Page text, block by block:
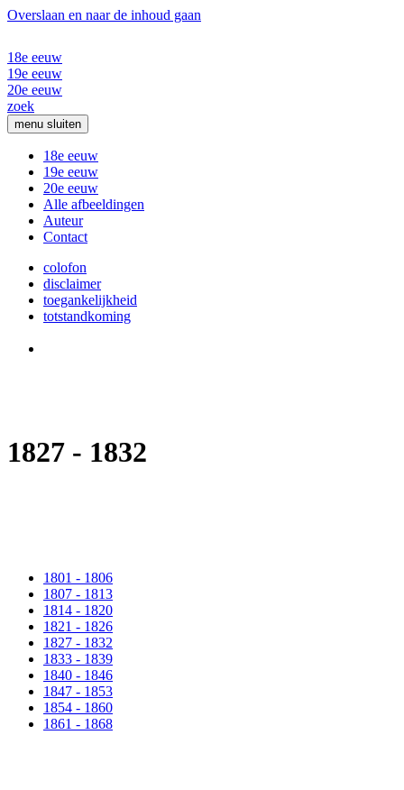
Overslaan en naar de inhoud gaan
18e eeuw
19e eeuw
20e eeuw
zoek
menu sluiten
18e eeuw
19e eeuw
20e eeuw
Alle afbeeldingen
Auteur
Contact
colofon
disclaimer
toegankelijkheid
totstandkoming
1827 - 1832
1801 - 1806
1807 - 1813
1814 - 1820
1821 - 1826
1827 - 1832
1833 - 1839
1840 - 1846
1847 - 1853
1854 - 1860
1861 - 1868